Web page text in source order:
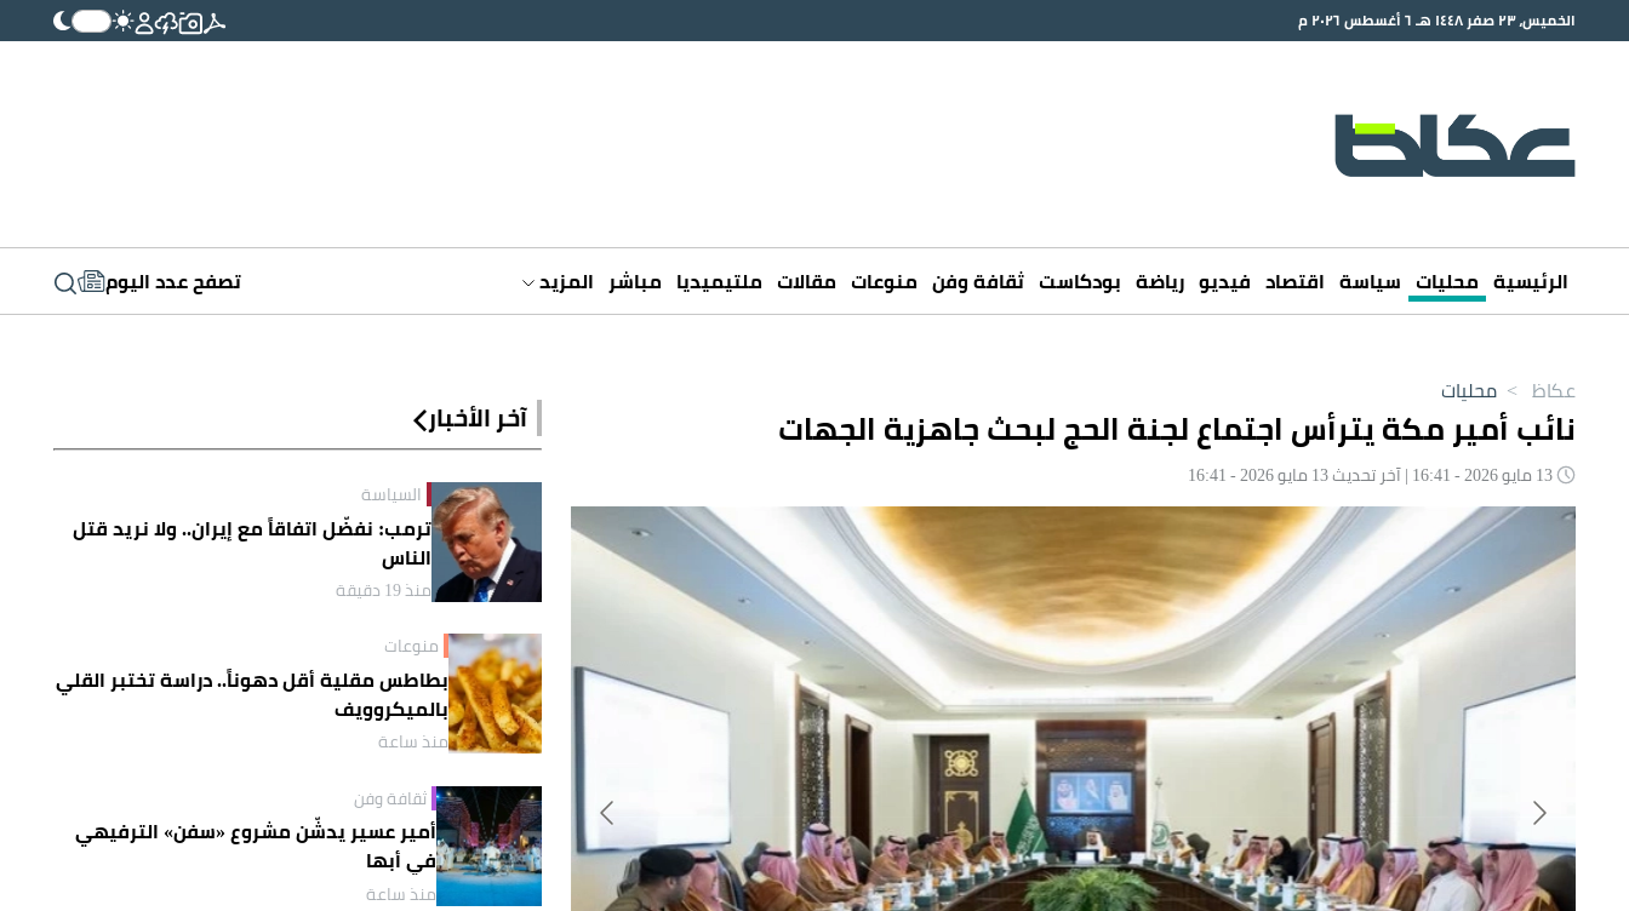
الخميس، ٢٣ صفر ١٤٤٨ هـ ٦ أغسطس ٢٠٢٦ م
الرئيسية محليات سياسة اقتصاد فيديو رياضة بودكاست ثقافة وفن منوعات مقالات ملتيميديا مباشر المزيد تصفح عدد اليوم
عكاظ > محليات
نائب أمير مكة يترأس اجتماع لجنة الحج لبحث جاهزية الجهات آخر الأخبار
السياسة
ترمب: نفضّل اتفاقاً مع إيران.. ولا نريد قتل
الناس
منذ 19 دقيقة
منوعات
بطاطس مقلية أقل دهوناً.. دراسة تختبر القلي
بالميكروويف
منذ ساعة
ثقافة وفن
أمير عسير يدشّن مشروع «سفن» الترفيهي
في أبها
منذ ساعة